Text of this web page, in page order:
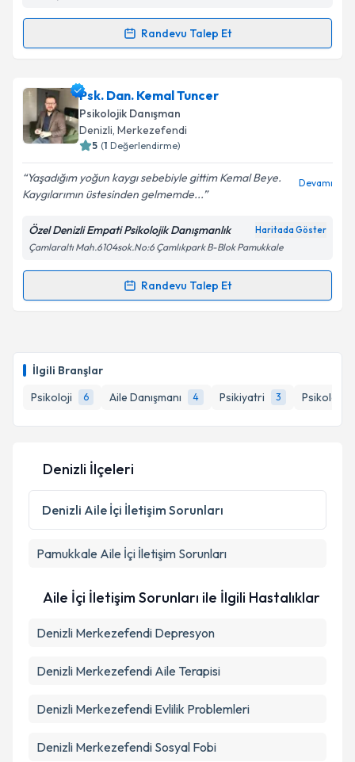
İlgili Branşlar
Psikoloji
6 Aile Danışmanı 4 Psikiyatri 3 Psikolojik
Randevu Talep Et
Randevu Takvimi Talebi
Uzman Aile Danışmanı Büşra Nur Çoban
randevu takvimi talebi oluşturun. Size bu uzmandan
randevu almanız için bir takvim hazırlandığında e-
posta ile bilgilendireceğiz.
E-posta Adresiniz
Kişisel verilerimin işlenmesine ilişkinAydınlatma
Metni'ni okudum ve kişisel verilerimin belirtilen
kapsamda işlenmesini kabul ediyorum.
Psk. Dan. Kemal Tuncer
Psikolojik Danışman
Denizli, Merkezefendi
5 (1 Değerlendirme)
Yaşadığım yoğun kaygı sebebiyle gittim Kemal Beye.
Kaygılarımın üstesinden gelmemde...
Devamı
Özel Denizli Empati Psikolojik Danışmanlık Haritada Göster
Çamlaraltı Mah.6104sok.No:6 Çamlıkpark B-Blok Pamukkale
Randevu Talep Et
Randevu Takvimi Talebi
takvim hazırlandığında e-posta ile bilgilendireceğiz.
E-posta Adresiniz
Kişisel verilerimin işlenmesine ilişkinAydınlatma
Metni
'ni okudum ve kişisel verilerimin belirtilen
kapsamda işlenmesini kabul ediyorum.
Denizli İlçeleri
Denizli Aile İçi İletişim Sorunları
Pamukkale Aile İçi İletişim Sorunları
Aile İçi İletişim Sorunları ile İlgili Hastalıklar
Denizli Merkezefendi Depresyon
Denizli Merkezefendi Aile Terapisi
Denizli Merkezefendi Evlilik Problemleri
Denizli Merkezefendi Sosyal Fobi